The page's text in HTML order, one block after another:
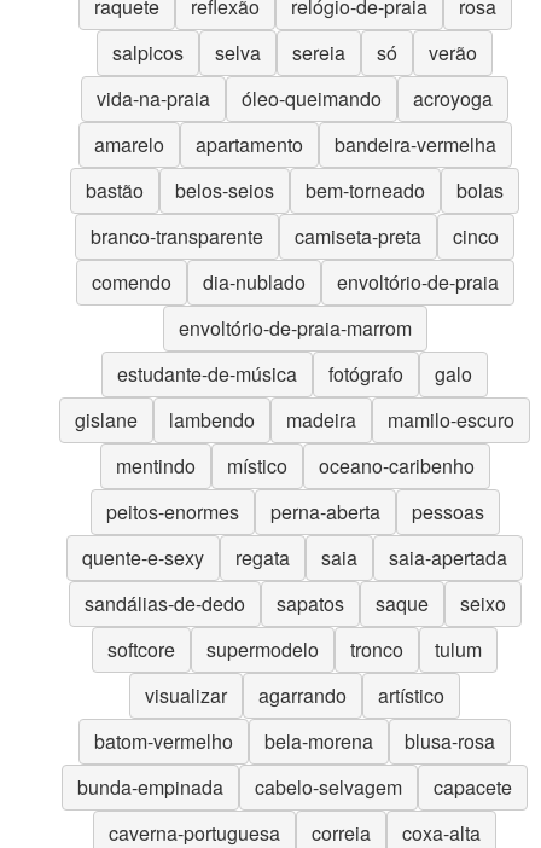
raquete
reflexão relógio-de-praia
rosa
salpicos
selva sereia só
verão
vida-na-praia
óleo-queimando
acroyoga
amarelo
apartamento
bandeira-vermelha
bastão
belos-seios bem-torneado
bolas
branco-transparente
camiseta-preta
cinco
comendo
dia-nublado
envoltório-de-praia
envoltório-de-praia-marrom
estudante-de-música
fotógrafo
galo
gislane
lambendo madeira
mamilo-escuro
mentindo
místico
oceano-caribenho
peitos-enormes
perna-aberta
pessoas
quente-e-sexy
regata saia
saia-apertada
sandálias-de-dedo
sapatos saque
seixo
softcore
supermodelo tronco
tulum
visualizar
agarrando
artístico
batom-vermelho
bela-morena
blusa-rosa
bunda-empinada
cabelo-selvagem
capacete
caverna-portuguesa
correia
coxa-alta